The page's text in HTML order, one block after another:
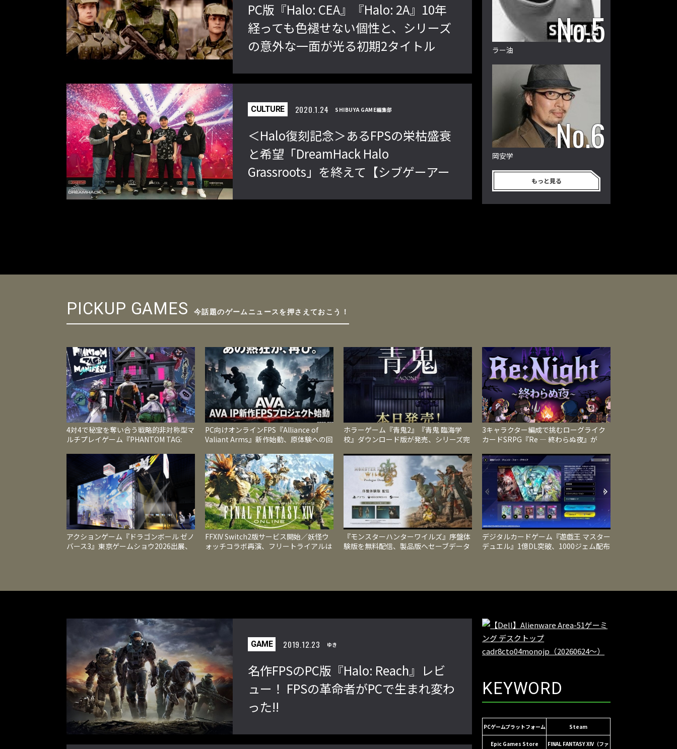
PC版『Halo: CEA』『Halo: 2A』10年
経っても色褪せない個性と、シリーズ
の意外な一面が光る初期2タイトル
CULTURE 2020.1.24 SHIBUYA GAME編集部
＜Halo復刻記念＞あるFPSの栄枯盛衰
と希望「DreamHack Halo
Grassroots」を終えて【シブゲーアー
ラー油
岡安学
もっと見る
PICKUP GAMES 今話題のゲームニュースを押さえておこう！
4対4で秘宝を奪い合う戦略的非対称型マ
ルチプレイゲーム『PHANTOM TAG:
PC向けオンラインFPS『Alliance of
Valiant Arms』新作始動、原体験への回
ホラーゲーム『青鬼2』『青鬼 臨海学
校』ダウンロード版が発売、シリーズ完
3キャラクター編成で挑むローグライク
カードSRPG『Re ― 終わらぬ夜』が
アクションゲーム『ドラゴンボール ゼノ
バース3』東京ゲームショウ2026出展、
FFXIV Switch2版サービス開始／妖怪ウ
ォッチコラボ再演、フリートライアルは
『モンスターハンターワイルズ』序盤体
験版を無料配信、製品版へセーブデータ
デジタルカードゲーム『遊戯王 マスター
デュエル』1億DL突破、1000ジェム配布
GAME 2019.12.23 ゆき
名作FPSのPC版『Halo: Reach』レビ
ュー！ FPSの革命者がPCで生まれ変わ
った!!
KEYWORD
PCゲームプラットフォーム Steam
Epic Games Store
FINAL FANTASY XIV（ファ